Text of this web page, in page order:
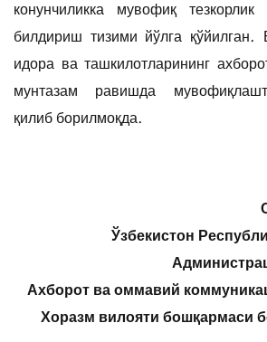
конунчиликка мувофиқ
билдириш тизими йўлга қўйилган.
идора ва ташкилотларининг
мунтазам равишда
қилиб борилмоқда.
Ўзбекистон
Ахборот ва оммавий
Хоразм вилояти бошқармаси